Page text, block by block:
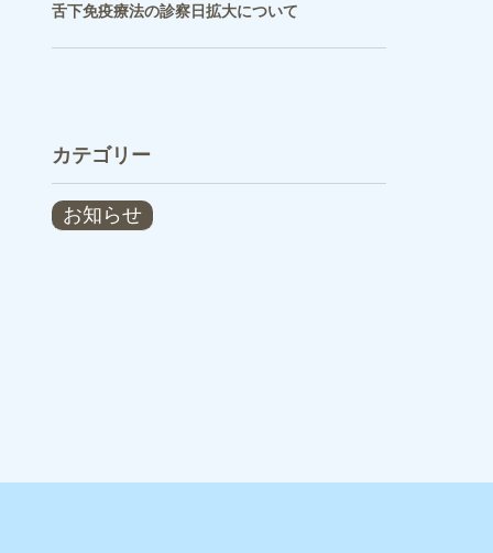
舌下免疫療法の診察日拡大について
カテゴリー
お知らせ